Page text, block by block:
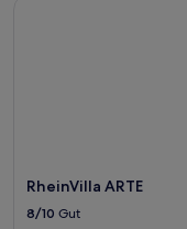
RheinVilla ARTE
8/10 Gut